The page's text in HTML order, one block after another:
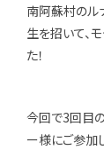
南阿蘇村のル
生を招いて、
た！
今回で3回目
ー様にご参加